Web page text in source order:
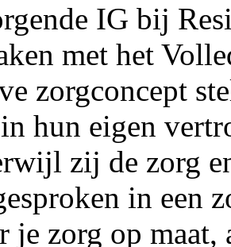
IG bij
met het
zorgconcept
hun eigen
zij de zorg
in een
je zorg op